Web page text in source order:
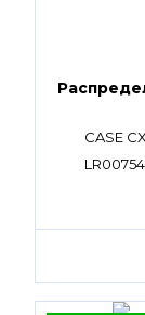
CASE
LR00754